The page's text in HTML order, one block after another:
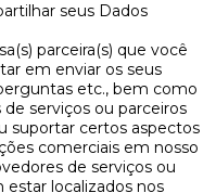
seus Dados
parceira(s) que você
em enviar os seus
etc., bem como
serviços ou parceiros
suportar certos aspectos
comerciais em nosso
de serviços ou
estar localizados nos